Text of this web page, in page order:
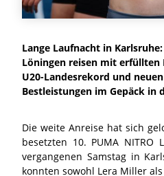
Lange Laufnacht in
Löningen reisen mit erfüllten
U20-Landesrekord und
Bestleistungen im Gepäck in
Die weite Anreise hat sich
besetzten 10. PUMA NITRO
vergangenen Samstag in
konnten sowohl Lera Miller